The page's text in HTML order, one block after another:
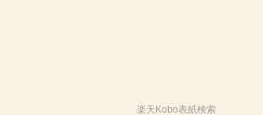
楽天Kobo表紙検索